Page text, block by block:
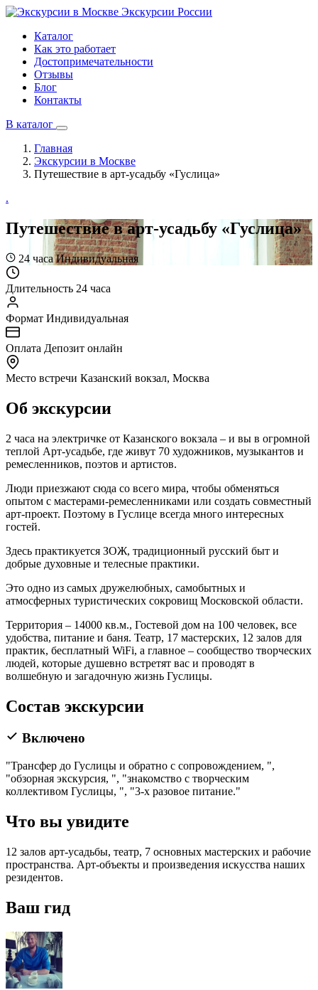
Экскурсии России
Каталог
Как это работает
Достопримечательности
Отзывы
Блог
Контакты
В каталог
Главная
Экскурсии в Москве
Путешествие в арт-усадьбу «Гуслица»
.
Путешествие в арт-усадьбу «Гуслица»
24 часаИндивидуальная
Длительность 24 часа
Формат Индивидуальная
Оплата Депозит онлайн
Место встречи Казанский вокзал, Москва
Об экскурсии
2 часа на электричке от Казанского вокзала – и вы в огромной
теплой Арт-усадьбе, где живут 70 художников, музыкантов и
ремесленников, поэтов и артистов.
Люди приезжают сюда со всего мира, чтобы обменяться
опытом с мастерами-ремесленниками или создать совместный
арт-проект. Поэтому в Гуслице всегда много интересных
гостей.
Здесь практикуется ЗОЖ, традиционный русский быт и
добрые духовные и телесные практики.
Это одно из самых дружелюбных, самобытных и
атмосферных туристических сокровищ Московской области.
Территория – 14000 кв.м., Гостевой дом на 100 человек, все
удобства, питание и баня. Театр, 17 мастерских, 12 залов для
практик, бесплатный WiFi, а главное – сообщество творческих
людей, которые душевно встретят вас и проводят в
волшебную и загадочную жизнь Гуслицы.
Состав экскурсии
Включено
"Трансфер до Гуслицы и обратно с сопровождением, ",
"обзорная экскурсия, ", "знакомство с творческим
коллективом Гуслицы, ", "3-х разовое питание."
Что вы увидите
12 залов арт-усадьбы, театр, 7 основных мастерских и рабочие
пространства. Арт-объекты и произведения искусства наших
резидентов.
Ваш гид